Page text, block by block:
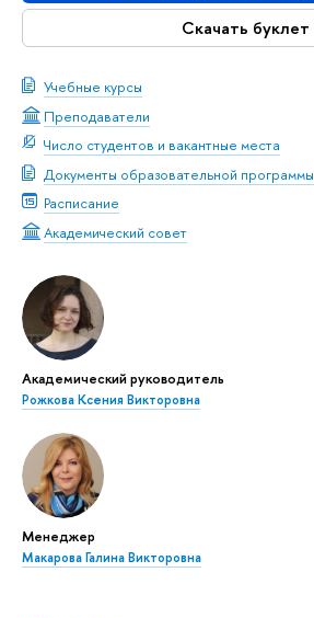
Скачать буклет
Учебные курсы
Преподаватели
Число студентов и вакантные места
Документы образовательной программы
Расписание
Академический совет
Академический руководитель
Рожкова Ксения Викторовна
Менеджер
Макарова Галина Викторовна